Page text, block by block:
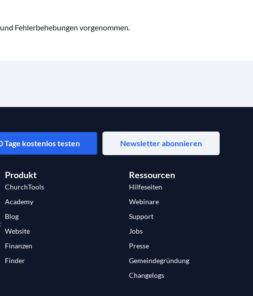
Fehlerbehebungen vorgenommen.
Tage kostenlos testen Newsletter abonnieren
Produkt
ChurchTools
Academy
Blog
Website
Finanzen
Finder
Ressourcen
Hilfeseiten
Webinare
Support
Jobs
Presse
Gemeindegründung
Changelogs